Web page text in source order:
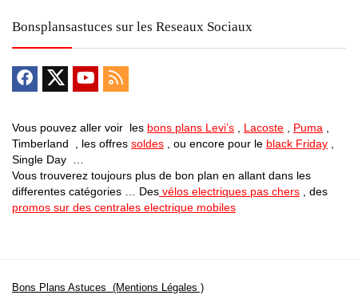
Bonsplansastuces sur les Reseaux Sociaux
Vous pouvez aller voir les bons plans Levi’s Lacoste Puma
Timberland , les offres soldes , ou encore pour le black Friday
Single Day …
Vous trouverez toujours plus de bon plan en allant dans les
differentes catégories … Des vélos electriques pas chers , des
promos sur des centrales electrique mobiles
Bons Plans Astuces (Mentions Légales )